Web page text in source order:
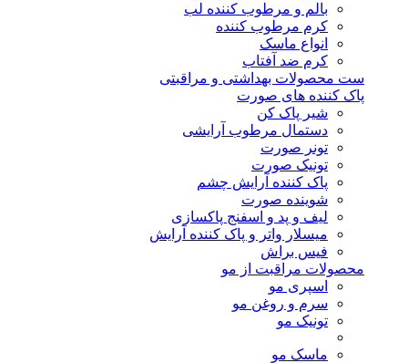
بالم و مرطوب کننده لب
کرم مرطوب کننده
انواع ماسک
کرم ضد آفتاب
ست محصولات بهداشتی و مراقبتی
پاک کننده های صورت
شیر پاک کن
دستمال مرطوب آرایشی
تونر صورت
تونیک صورت
پاک کننده آرایش چشم
شوینده صورت
لیف و پد و اسفنج پاکسازی
میسلار واتر و پاک کننده آرایش
فیس براش
محصولات مراقبت از مو
اسپری مو
سرم و روغن مو
تونیک مو
ماسک مو